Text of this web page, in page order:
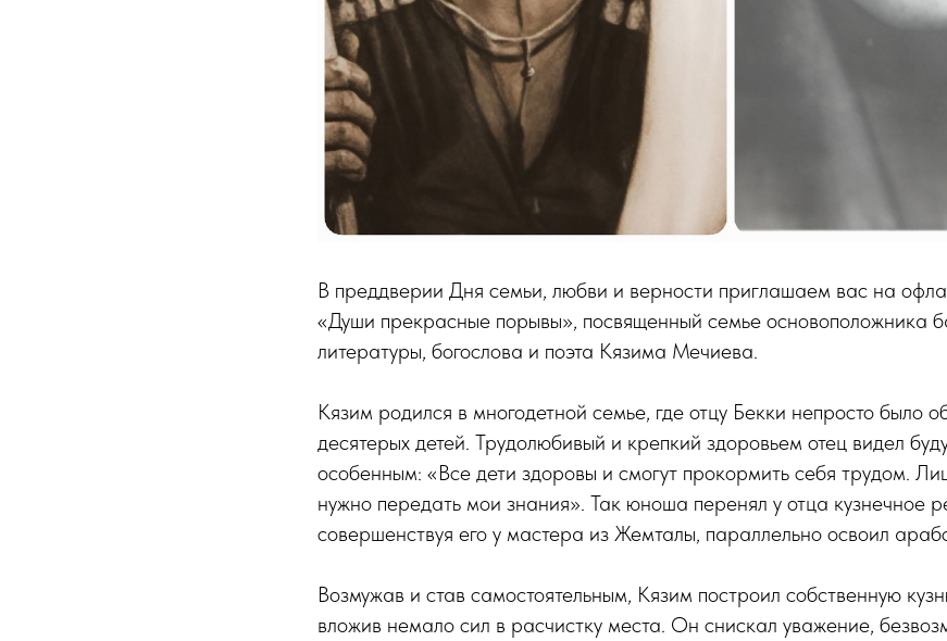
В преддверии Дня семьи, любви и верности приглашаем вас на
«Души прекрасные порывы», посвященный семье основоположника
литературы, богослова и поэта Кязима Мечиева.
Кязим родился в многодетной семье, где отцу Бекки непросто было
десятерых детей. Трудолюбивый и крепкий здоровьем отец видел
особенным: «Все дети здоровы и смогут прокормить себя трудом.
нужно передать мои знания». Так юноша перенял у отца кузнечное
совершенствуя его у мастера из Жемталы, параллельно освоил
Возмужав и став самостоятельным, Кязим построил собственную
вложив немало сил в расчистку места. Он снискал уважение,